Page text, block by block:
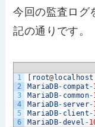
今回の監査ログ
記の通りです。
1
2
3
4
5
6
root@ localhost
MariaDB- compat -
MariaDB- common-
MariaDB- server-
MariaDB- client -
MariaDB-devel -